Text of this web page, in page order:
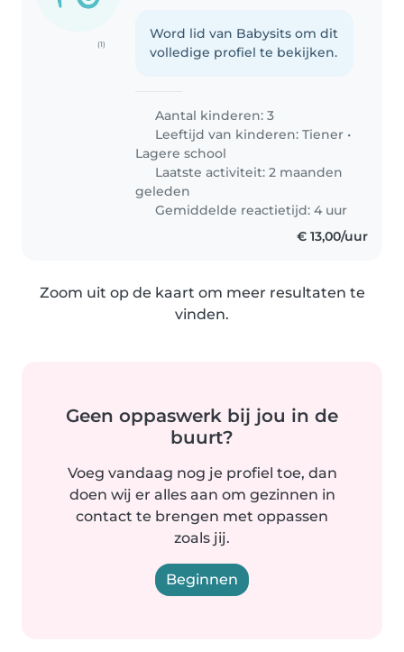
(1)
Word lid van Babysits om dit
volledige profiel te bekijken.
Aantal kinderen: 3
Leeftijd van kinderen:Tiener •
Lagere school
Laatste activiteit: 2 maanden
geleden
Gemiddelde reactietijd: 4 uur
€ 13,00/uur
Zoom uit op de kaart om meer resultaten te
vinden.
Geen oppaswerk bij jou in de
buurt?
Voeg vandaag nog je profiel toe, dan
doen wij er alles aan om gezinnen in
contact te brengen met oppassen
zoals jij.
Beginnen